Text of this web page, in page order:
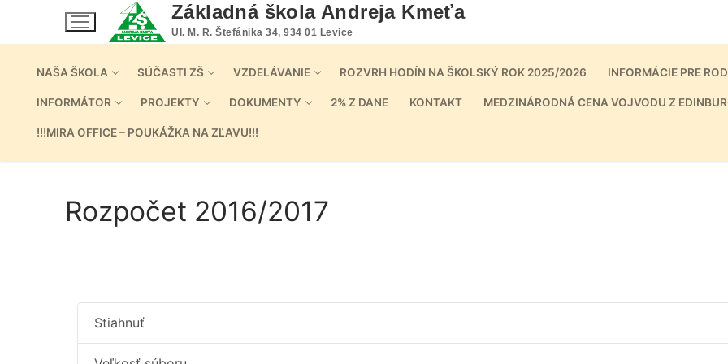
Základná škola Andreja Kmeťa
Ul. M. R. Štefánika 34, 934 01 Levice
NAŠA ŠKOLA SÚČASTI ZŠ VZDELÁVANIE ROZVRH HODÍN NA ŠKOLSKÝ ROK 2025/2026 INFORMÁCIE PRE
INFORMÁTOR PROJEKTY DOKUMENTY 2% Z DANE KONTAKT MEDZINÁRODNÁ CENA VOJVODU Z
!!!MIRA OFFICE – POUKÁŽKA NA ZĽAVU!!!
Rozpočet 2016/2017
Stiahnuť